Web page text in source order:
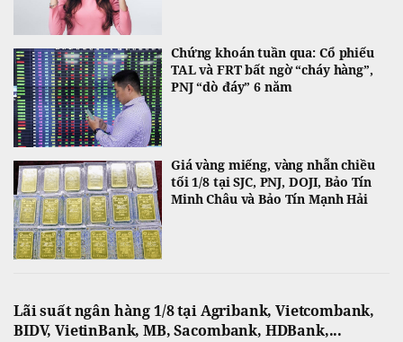
Chứng khoán tuần qua: Cổ phiếu
TAL và FRT bất ngờ “cháy hàng”,
PNJ “dò đáy” 6 năm
Giá vàng miếng, vàng nhẫn chiều
tối 1/8 tại SJC, PNJ, DOJI, Bảo Tín
Minh Châu và Bảo Tín Mạnh Hải
Lãi suất ngân hàng 1/8 tại Agribank, Vietcombank,
BIDV, VietinBank, MB, Sacombank, HDBank,...